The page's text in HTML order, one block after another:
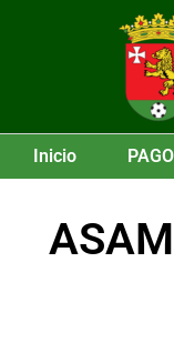
Inicio